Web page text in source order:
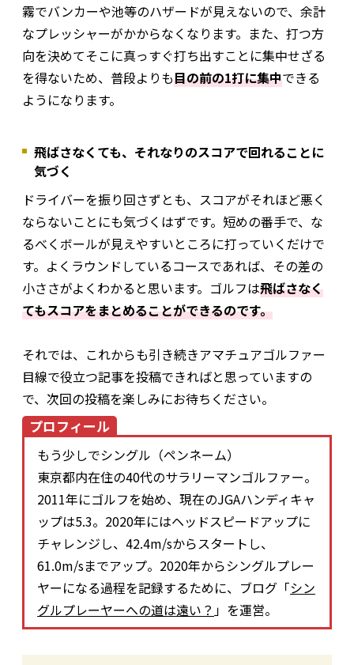
霧でバンカーや池等のハザードが見えないので、余計
なプレッシャーがかからなくなります。また、打つ方
向を決めてそこに真っすぐ打ち出すことに集中せざる
を得ないため、普段よりも目の前の1打に集中できる
ようになります。
飛ばさなくても、それなりのスコアで回れることに
気づく
ドライバーを振り回さずとも、スコアがそれほど悪く
ならないことにも気づくはずです。短めの番手で、な
るべくボールが見えやすいところに打っていくだけで
す。よくラウンドしているコースであれば、その差の
小ささがよくわかると思います。ゴルフは飛ばさなく
てもスコアをまとめることができるのです。
それでは、これからも引き続きアマチュアゴルファー
目線で役立つ記事を投稿できればと思っていますの
で、次回の投稿を楽しみにお待ちください。
プロフィール
もう少しでシングル（ペンネーム）
東京都内在住の40代のサラリーマンゴルファー。
2011年にゴルフを始め、現在のJGAハンディキャ
ップは5.3。2020年にはヘッドスピードアップに
チャレンジし、42.4m/sからスタートし、
61.0m/sまでアップ。2020年からシングルプレー
ヤーになる過程を記録するために、ブログ「シン
グルプレーヤーへの道は遠い？」を運営。